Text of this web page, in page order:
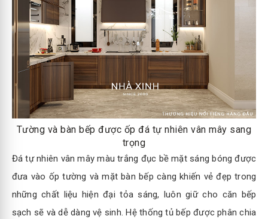
Tường và bàn bếp được ốp đá tự nhiên vân mây sang
trọng
Đá tự nhiên vân mây màu trắng đục bề mặt sáng bóng được
đưa vào ốp tường và mặt bàn bếp càng khiến vẻ đẹp trong
những chất liệu hiện đại tỏa sáng, luôn giữ cho căn bếp
sạch sẽ và dễ dàng vệ sinh. Hệ thống tủ bếp được phân chia